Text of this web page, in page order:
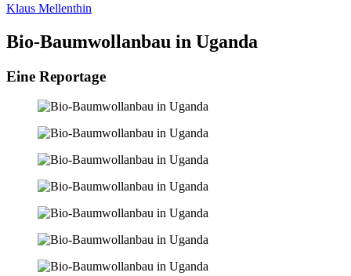
Klaus Mellenthin
Bio-Baumwollanbau in Uganda
Eine Reportage